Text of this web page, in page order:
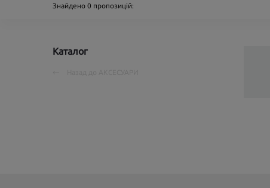
Знайдено 0 пропозицій:
Каталог